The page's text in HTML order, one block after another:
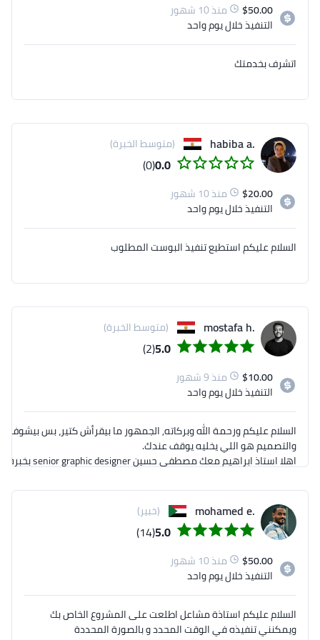
$50.00
منذ 10 شهور
التنفيذخلال يوم واحد
اتشرف بخدمتك
.habiba a (متوسط الخبرة)
0.0
(0)
$20.00
منذ 10 شهور
التنفيذخلال يوم واحد
السلام عليكم استطيع تنفيذ البوست المطلوب
.mostafa h (متوسط الخبرة)
5.0
(2)
$10.00
منذ 9 شهور
التنفيذخلال يوم واحد
مرسل اليك رابط أعمالي:
drive.google.com/file/d/1a4k1ekz8quwegv6kobpoojztler8sb6r/view?
usp=sharing
.mohamed e (خبير)
5.0
(14)
$50.00
منذ 10 شهور
التنفيذخلال يوم واحد
السلام عليكم استاذة مشاعل اطلعت على المشروع الخاص بك
ويمكنني تنفيذه في الوقت المحدد و بالصورة المحددة